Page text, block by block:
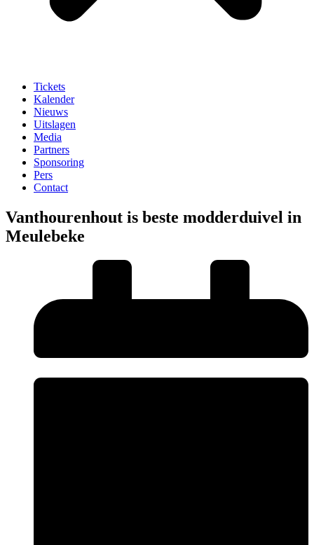
Tickets
Kalender
Nieuws
Uitslagen
Media
Partners
Sponsoring
Pers
Contact
Vanthourenhout is beste modderduivel in
Meulebeke